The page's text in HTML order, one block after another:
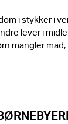
i stykker i
lever i
mangler